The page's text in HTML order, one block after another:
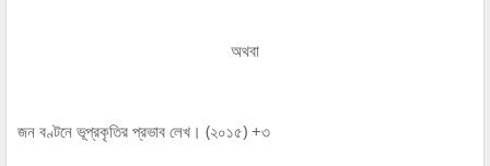
অথবা
জন বণ্টনে ভূপ্রকৃতির প্রভাব লেখ। (২০১৫) +৩